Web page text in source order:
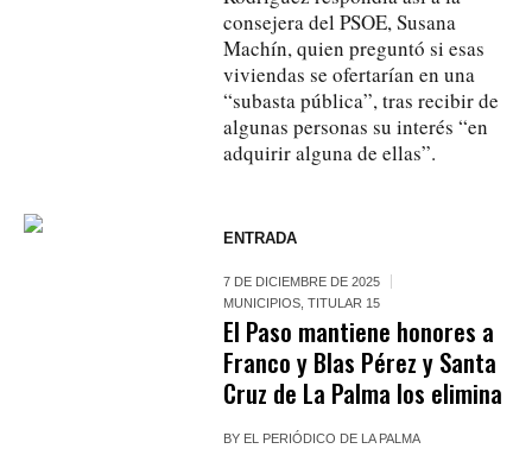
consejera del PSOE, Susana
Machín, quien preguntó si esas
viviendas se ofertarían en una
“subasta pública”, tras recibir de
algunas personas su interés “en
adquirir alguna de ellas”.
ENTRADA
7 DE DICIEMBRE DE 2025
MUNICIPIOS ,TITULAR 15
El Paso mantiene honores a
Franco y Blas Pérez y Santa
Cruz de La Palma los elimina
BY EL PERIÓDICO DE LA PALMA